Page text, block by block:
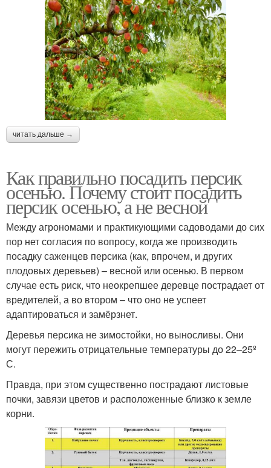
читать дальше →
Как правильно посадить персик
осенью. Почему стоит посадить
персик осенью, а не весной
Между агрономами и практикующими садоводами до сих
пор нет согласия по вопросу, когда же производить
посадку саженцев персика (как, впрочем, и других
плодовых деревьев) – весной или осенью. В первом
случае есть риск, что неокрепшее деревце пострадает от
вредителей, а во втором – что оно не успеет
адаптироваться и замёрзнет.
Деревья персика не зимостойки, но выносливы. Они
могут пережить отрицательные температуры до 22–25º
С.
Правда, при этом существенно пострадают листовые
почки, завязи цветов и расположенные близко к земле
корни.